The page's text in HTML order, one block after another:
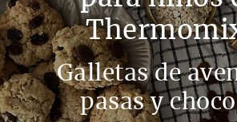
Galletas de
pasas y